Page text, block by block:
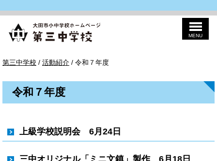
三
MENU
現
の
置：
第三中学校 / 活動紹介 / 令和７年度
令和７年度
上級学校説明会 6月24日
三中オリジナル「ミニ文鎮」製作 6月18日